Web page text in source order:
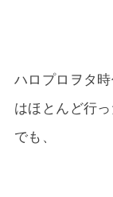
ハロプロヲタ
はほとんど行
でも、